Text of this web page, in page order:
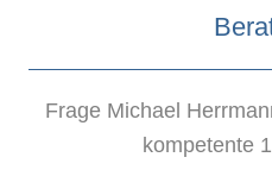
Frage Michael
kompetente